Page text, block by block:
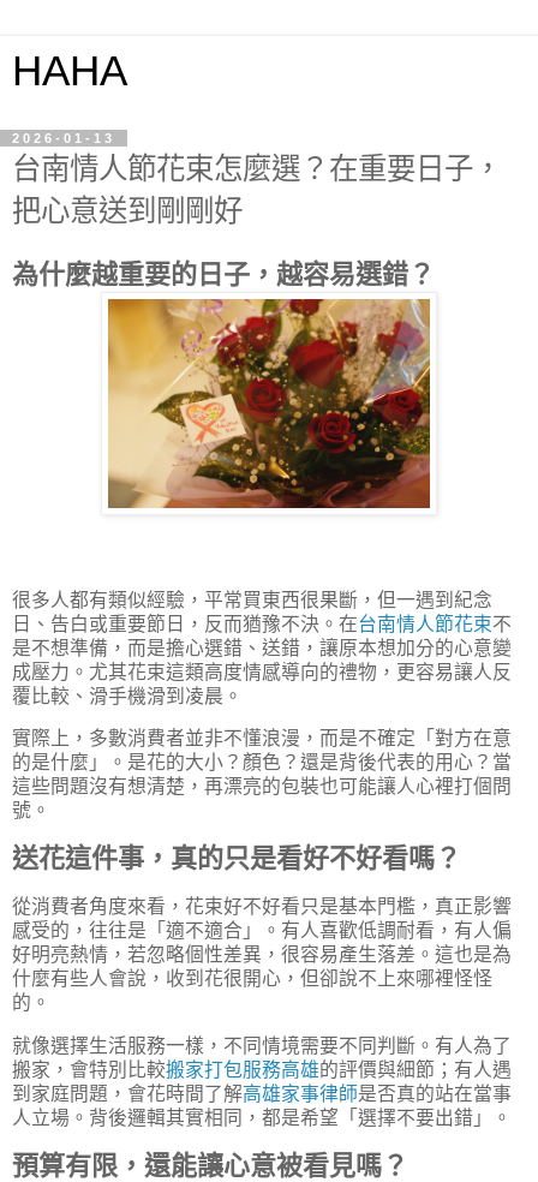
HAHA
2026-01-13
台南情人節花束怎麼選？在重要日子，
把心意送到剛剛好
為什麼越重要的日子，越容易選錯？
很多人都有類似經驗，平常買東西很果斷，但一遇到紀念
日、告白或重要節日，反而猶豫不決。在台南情人節花束不
是不想準備，而是擔心選錯、送錯，讓原本想加分的心意變
成壓力。尤其花束這類高度情感導向的禮物，更容易讓人反
覆比較、滑手機滑到凌晨。
實際上，多數消費者並非不懂浪漫，而是不確定「對方在意
的是什麼」。是花的大小？顏色？還是背後代表的用心？當
這些問題沒有想清楚，再漂亮的包裝也可能讓人心裡打個問
號。
送花這件事，真的只是看好不好看嗎？
從消費者角度來看，花束好不好看只是基本門檻，真正影響
感受的，往往是「適不適合」。有人喜歡低調耐看，有人偏
好明亮熱情，若忽略個性差異，很容易產生落差。這也是為
什麼有些人會說，收到花很開心，但卻說不上來哪裡怪怪
的。
就像選擇生活服務一樣，不同情境需要不同判斷。有人為了
搬家，會特別比較搬家打包服務高雄的評價與細節；有人遇
到家庭問題，會花時間了解高雄家事律師是否真的站在當事
人立場。背後邏輯其實相同，都是希望「選擇不要出錯」。
預算有限，還能讓心意被看見嗎？